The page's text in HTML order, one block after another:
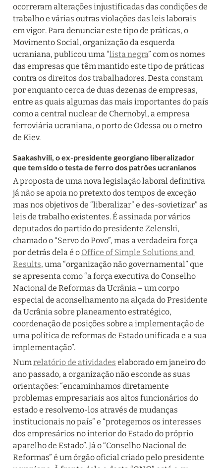
ocorreram alterações injustificadas das condições de
trabalho e várias outras violações das leis laborais
em vigor. Para denunciar este tipo de práticas, o
Movimento Social, organização da esquerda
ucraniana, publicou uma “lista negra” com os nomes
das empresas que têm mantido este tipo de práticas
contra os direitos dos trabalhadores. Desta constam
por enquanto cerca de duas dezenas de empresas,
entre as quais algumas das mais importantes do país
como a central nuclear de Chernobyl, a empresa
ferroviária ucraniana, o porto de Odessa ou o metro
de Kiev.
Saakashvili, o ex-presidente georgiano liberalizador
que tem sido o testa de ferro dos patrões ucranianos
A proposta de uma nova legislação laboral definitiva
já não se apoia no pretexto dos tempos de exceção
mas nos objetivos de “liberalizar” e des-sovietizar” as
leis de trabalho existentes. É assinada por vários
deputados do partido do presidente Zelenski,
chamado o “Servo do Povo”, mas a verdadeira força
por detrás dela é o Office of Simple Solutions and
Results, uma “organização não governamental” que
se apresenta como “a força executiva do Conselho
Nacional de Reformas da Ucrânia – um corpo
especial de aconselhamento na alçada do Presidente
da Ucrânia sobre planeamento estratégico,
coordenação de posições sobre a implementação de
uma política de reformas de Estado unificada e a sua
implementação”.
Num relatório de atividades elaborado em janeiro do
ano passado, a organização não esconde as suas
orientações: “encaminhamos diretamente
problemas empresariais aos altos funcionários do
estado e resolvemo-los através de mudanças
institucionais no país” e “protegemos os interesses
dos empresários no interior do Estado do próprio
aparelho de Estado”. Já o “Conselho Nacional de
Reformas” é um órgão oficial criado pelo presidente